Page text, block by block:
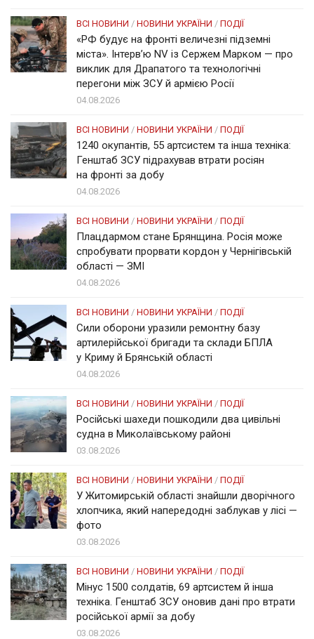
ВСІ НОВИНИ / НОВИНИ УКРАЇНИ / ПОДІЇ
«РФ будує на фронті величезні підземні
міста». Інтерв’ю NV із Сержем Марком — про
виклик для Драпатого та технологічні
перегони між ЗСУ й армією Росії
04.08.2026
ВСІ НОВИНИ / НОВИНИ УКРАЇНИ / ПОДІЇ
1240 окупантів, 55 артсистем та інша техніка:
Генштаб ЗСУ підрахував втрати росіян
на фронті за добу
04.08.2026
ВСІ НОВИНИ / НОВИНИ УКРАЇНИ / ПОДІЇ
Плацдармом стане Брянщина. Росія може
спробувати прорвати кордон у Чернігівській
області — ЗМІ
04.08.2026
ВСІ НОВИНИ / НОВИНИ УКРАЇНИ / ПОДІЇ
Сили оборони уразили ремонтну базу
артилерійської бригади та склади БПЛА
у Криму й Брянській області
04.08.2026
ВСІ НОВИНИ / НОВИНИ УКРАЇНИ / ПОДІЇ
Російські шахеди пошкодили два цивільні
судна в Миколаївському районі
03.08.2026
ВСІ НОВИНИ / НОВИНИ УКРАЇНИ / ПОДІЇ
У Житомирській області знайшли дворічного
хлопчика, який напередодні заблукав у лісі —
фото
03.08.2026
ВСІ НОВИНИ / НОВИНИ УКРАЇНИ / ПОДІЇ
Мінус 1500 солдатів, 69 артсистем й інша
техніка. Генштаб ЗСУ оновив дані про втрати
російської армії за добу
03.08.2026